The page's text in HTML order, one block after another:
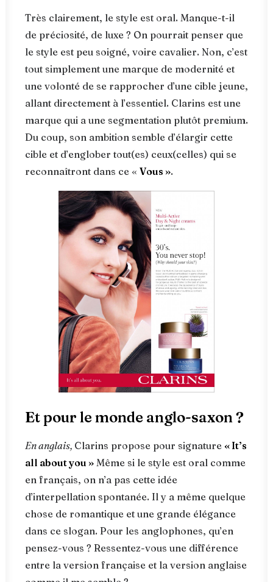
Très clairement, le style est oral. Manque-t-il
de préciosité, de luxe ? On pourrait penser que
le style est peu soigné, voire cavalier. Non, c’est
tout simplement une marque de modernité et
une volonté de se rapprocher d’une cible jeune,
allant directement à l’essentiel. Clarins est une
marque qui a une segmentation plutôt premium.
Du coup, son ambition semble d’élargir cette
cible et d’englober tout(es) ceux(celles) qui se
reconnaîtront dans ce « Vous ».
Et pour le monde anglo-saxon ?
En anglais, Clarins propose pour signature « It’s
all about you » Même si le style est oral comme
en français, on n’a pas cette idée
d’interpellation spontanée. Il y a même quelque
chose de romantique et une grande élégance
dans ce slogan. Pour les anglophones, qu’en
pensez-vous ? Ressentez-vous une différence
entre la version française et la version anglaise